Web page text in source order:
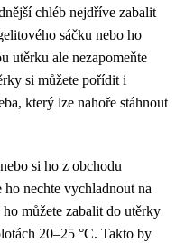
chléb nejdříve zabalit
sáčku nebo ho
utěrku ale nezapomeňte
si můžete pořídit i
který lze nahoře stáhnout
si ho z obchodu
ho nechte vychladnout na
můžete zabalit do utěrky
20–25 °C. Takto by